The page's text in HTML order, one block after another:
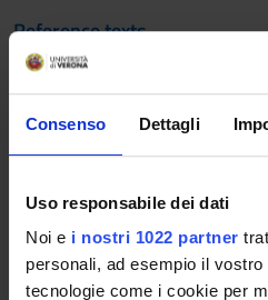
Consenso Dettagli
Uso responsabile dei dati
Noi e i nostri 1022 partner
personali, ad esempio il
tecnologie come i cookie per
Reference texts
Ricardo
Alexander
Leitsch,
Nicolas
Peltier
Automated
Building
(Edizione 1)